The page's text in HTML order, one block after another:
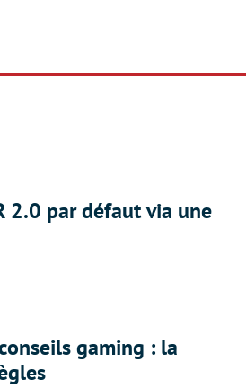
2.0 par défaut via une
gaming : la